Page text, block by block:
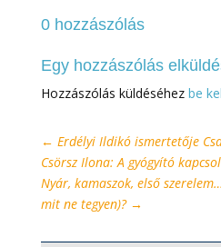
0 hozzászólás
Egy hozzászólás
Hozzászólás küldéséhez be
← Erdélyi Ildikó ismertetője
Csörsz Ilona: A gyógyító
Nyár, kamaszok, első
mit ne tegyen)?→